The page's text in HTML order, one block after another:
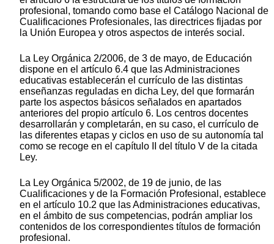
profesional, tomando como base el Catálogo Nacional de
Cualificaciones Profesionales, las directrices fijadas por
la Unión Europea y otros aspectos de interés social.
La Ley Orgánica 2/2006, de 3 de mayo, de Educación
dispone en el artículo 6.4 que las Administraciones
educativas establecerán el currículo de las distintas
enseñanzas reguladas en dicha Ley, del que formarán
parte los aspectos básicos señalados en apartados
anteriores del propio artículo 6. Los centros docentes
desarrollarán y completarán, en su caso, el currículo de
las diferentes etapas y ciclos en uso de su autonomía tal
como se recoge en el capítulo II del título V de la citada
Ley.
La Ley Orgánica 5/2002, de 19 de junio, de las
Cualificaciones y de la Formación Profesional, establece
en el artículo 10.2 que las Administraciones educativas,
en el ámbito de sus competencias, podrán ampliar los
contenidos de los correspondientes títulos de formación
profesional.